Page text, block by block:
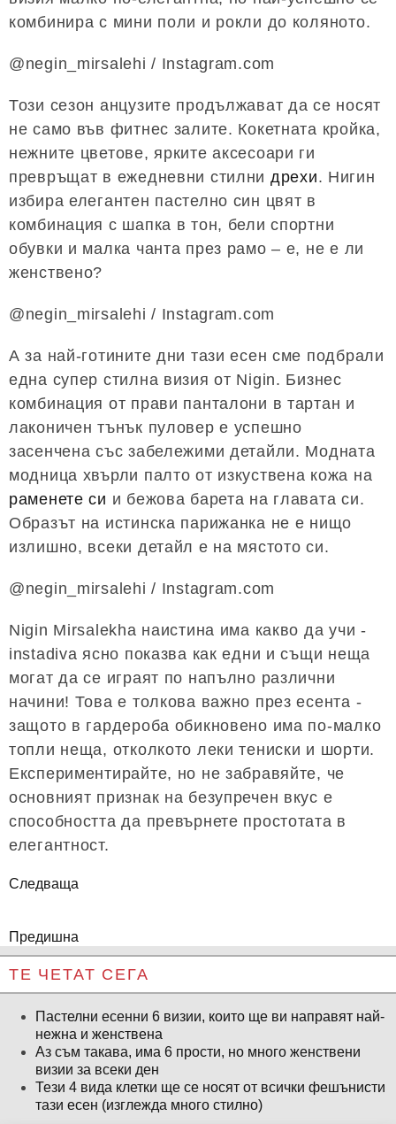
комбинира с мини поли и рокли до коляното.
@negin_mirsalehi / Instagram.com
Този сезон анцузите продължават да се носят
не само във фитнес залите. Кокетната кройка,
нежните цветове, ярките аксесоари ги
превръщат в ежедневни стилни дрехи. Нигин
избира елегантен пастелно син цвят в
комбинация с шапка в тон, бели спортни
обувки и малка чанта през рамо – е, не е ли
женствено?
@negin_mirsalehi / Instagram.com
А за най-готините дни тази есен сме подбрали
една супер стилна визия от Nigin. Бизнес
комбинация от прави панталони в тартан и
лаконичен тънък пуловер е успешно
засенчена със забележими детайли. Модната
модница хвърли палто от изкуствена кожа на
раменете си и бежова барета на главата си.
Образът на истинска парижанка не е нищо
излишно, всеки детайл е на мястото си.
@negin_mirsalehi / Instagram.com
Nigin Mirsalekha наистина има какво да учи -
instadiva ясно показва как едни и същи неща
могат да се играят по напълно различни
начини! Това е толкова важно през есента -
защото в гардероба обикновено има по-малко
топли неща, отколкото леки тениски и шорти.
Експериментирайте, но не забравяйте, че
основният признак на безупречен вкус е
способността да превърнете простотата в
елегантност.
Следваща
Предишна
ТЕ ЧЕТАТ СЕГА
Пастелни есенни 6 визии, които ще ви направят най-
нежна и женствена
Аз съм такава, има 6 прости, но много женствени
визии за всеки ден
Тези 4 вида клетки ще се носят от всички фешънисти
тази есен (изглежда много стилно)